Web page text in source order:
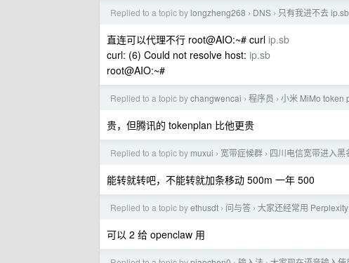
Replied to a topic by longzheng268 › DNS › 只有我进不去 ip.sb
直连可以代理不行 root@AIO:~# curl ip.sb
curl: (6) Could not resolve host: ip.sb
root@AIO:~#
Replied to a topic bychangwencai › 程序员 › 小米 MiMo token
贵，但腾讯的 tokenplan 比他更贵
Replied to a topic by muxui › 宽带症候群 › 四川电信宽带进入
能转就转吧，不能转就加条移动 500m 一年 500
Replied to a topic byethusdt › 问与答 › 大家还经常用 Perplexity
可以 2 给 openclaw 用